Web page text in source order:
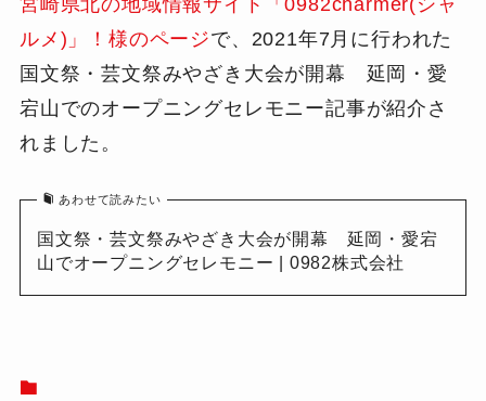
ルメ)」！様のページで、2021年7月に行われた
国文祭・芸文祭みやざき大会が開幕 延岡・愛
宕山でのオープニングセレモニー記事が紹介さ
れました。
あわせて読みたい
国文祭・芸文祭みやざき大会が開幕 延岡・愛宕
山でオープニングセレモニー | 0982株式会社